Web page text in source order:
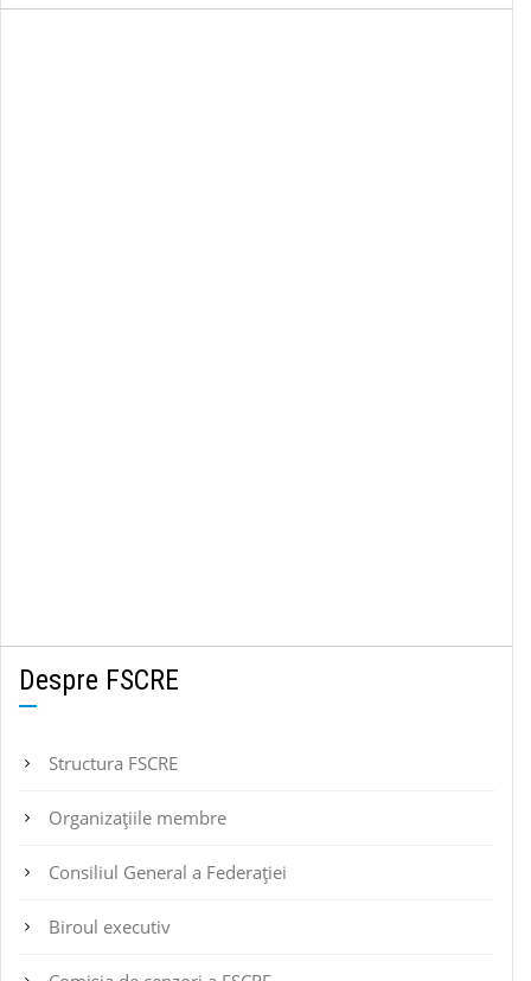
Despre FSCRE
Structura FSCRE
Organizațiile membre
Consiliul General a Federației
Biroul executiv